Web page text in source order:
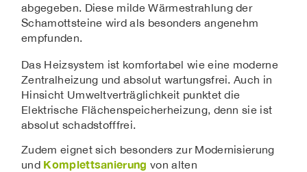
abgegeben. Diese milde Wärmestrahlung der
Schamottsteine wird als besonders angenehm
empfunden.
Das Heizsystem ist komfortabel wie eine moderne
Zentralheizung und absolut wartungsfrei. Auch in
Hinsicht Umweltverträglichkeit punktet die
Elektrische Flächenspeicherheizung, denn sie ist
absolut schadstofffrei.
Zudem eignet sich besonders zur Modernisierung
und Komplettsanierung von alten